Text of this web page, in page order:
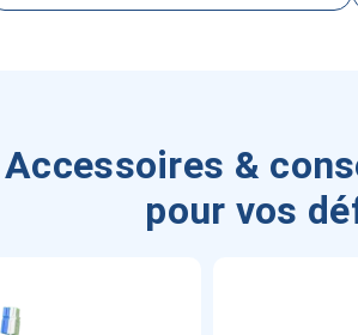
Accessoires &
pour vos